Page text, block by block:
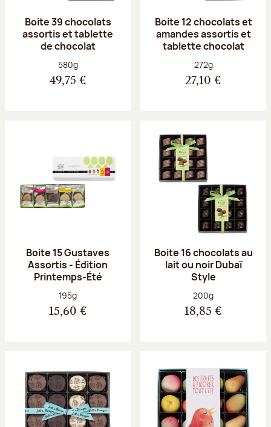
Boite 39 chocolats
assortis et tablette
de chocolat
Poids net :
580g
49,75 €
Boite 12 chocolats et
amandes assortis et
tablette chocolat
Poids net :
272g
27,10 €
Boite 15 Gustaves
Assortis - Édition
Printemps-Été
Poids net :
195g
15,60 €
Boite 16 chocolats au
lait ou noir Dubaï
Style
Poids net :
200g
18,85 €